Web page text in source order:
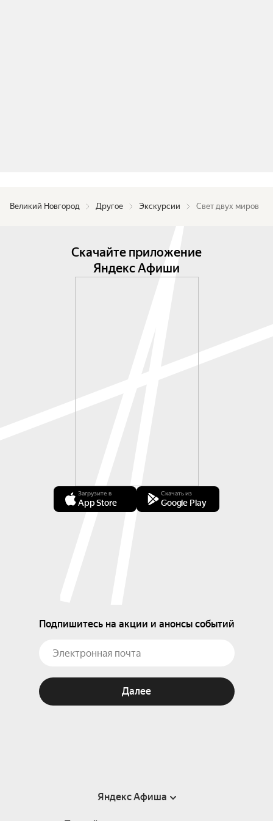
Великий Новгород Другое Экскурсии Свет двух миров
Скачайте приложение
Яндекс Афиши
Загрузите в
App Store
Скачать из
Google Play
Подпишитесь на акции и анонсы событий
Далее
Яндекс Афиша